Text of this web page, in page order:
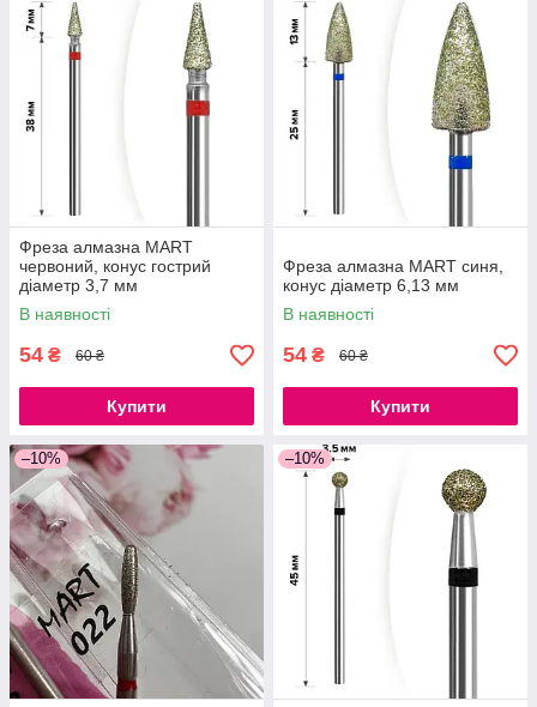
Фреза алмазна MART
червоний, конус гострий
діаметр 3,7 мм
В наявності
54 ₴ 60 ₴
Купити
Фреза алмазна MART синя,
конус діаметр 6,13 мм
В наявності
54 ₴ 60 ₴
Купити
–10% –10%